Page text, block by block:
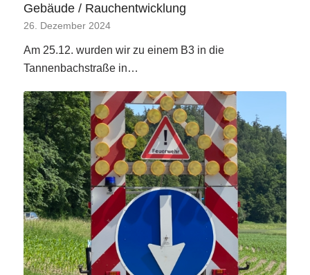
Gebäude / Rauchentwicklung
26. Dezember 2024
Am 25.12. wurden wir zu einem B3 in die
Tannenbachstraße in…